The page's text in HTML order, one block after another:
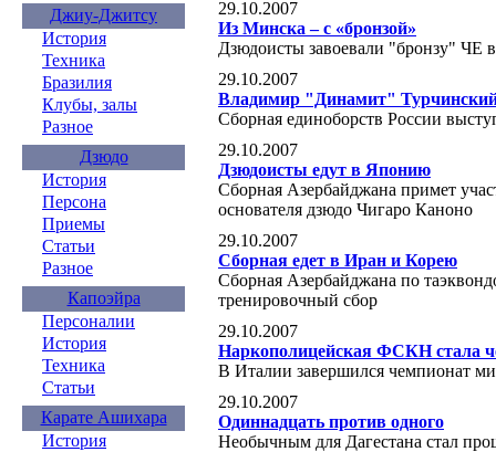
Джиу-Джитсу
История
Техника
Бразилия
Клубы, залы
Разное
Дзюдо
История
Персона
Приемы
Статьи
Разное
Капоэйра
Персоналии
История
Техника
Статьи
Карате Ашихара
История
29.10.2007
Из Минска – с «бронзой»
Дзюдоисты завоевали "бронзу" ЧЕ
29.10.2007
Владимир "Динамит" Турчинский
Сборная единоборств России
29.10.2007
Дзюдоисты едут в Японию
Сборная Азербайджана примет
основателя дзюдо Чигаро Каноно
29.10.2007
Сборная едет в Иран и Корею
Сборная Азербайджана по
тренировочный сбор
29.10.2007
Наркополицейская ФСКН стала
В Италии завершился чемпионат
29.10.2007
Одиннадцать против одного
Необычным для Дагестана стал